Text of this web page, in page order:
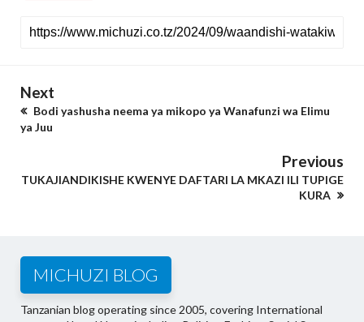
Next
Bodi yashusha neema ya mikopo ya Wanafunzi wa Elimu
ya Juu
Previous
TUKAJIANDIKISHE KWENYE DAFTARI LA MKAZI ILI TUPIGE
KURA
MICHUZI BLOG
Tanzanian blog operating since 2005, covering International